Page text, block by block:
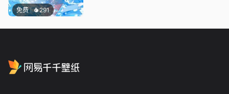
免费 291